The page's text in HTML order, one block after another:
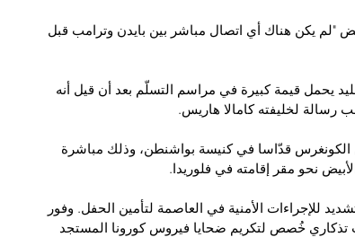
"لم يكن هناك أي اتصال مباشر بين بايدن وترامب قبل
يحمل قيمة كبيرة في مراسم التسلّم بعد أن قيل أنه
لخليفته كامالا هاريس.
الكونغرس قدّاسا في كنيسة بواشنطن، وذلك مباشرة
نحو مقر إقامته في فلوريدا.
للإجراءات الأمنية في العاصمة لتأمين الحفل. وفور
خُصص لتكريم ضحايا فيروس كورونا المستجد